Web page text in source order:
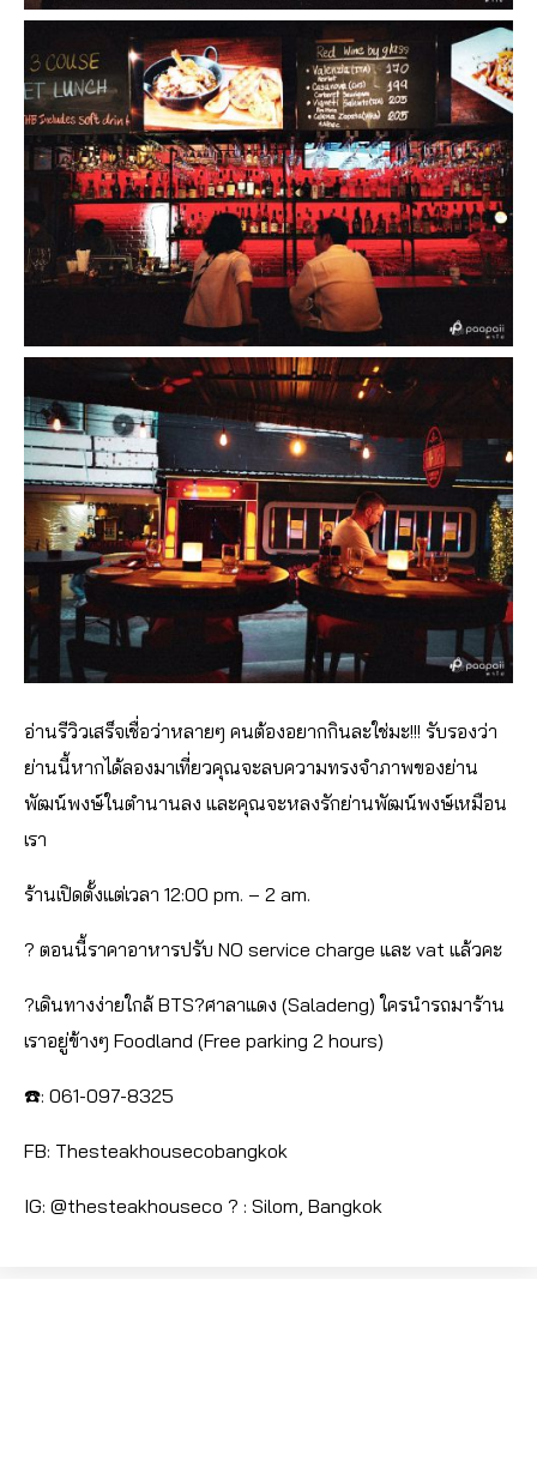
อ่านรีวิวเสร็จเชื่อว่าหลายๆ คนต้องอยากกินละใช่มะ!!! รับรองว่า
ย่านนี้หากได้ลองมาเที่ยวคุณจะลบความทรงจำภาพของย่าน
พัฒน์พงษ์ในตำนานลง และคุณจะหลงรักย่านพัฒน์พงษ์เหมือน
เรา
ร้านเปิดตั้งแต่เวลา 12:00 pm. – 2 am.
? ตอนนี้ราคาอาหารปรับ NO service charge และ vat แล้วคะ
?เดินทางง่ายใกล้ BTS?ศาลาแดง (Saladeng) ใครนำรถมาร้าน
เราอยู่ข้างๆ Foodland (Free parking 2 hours)
☎️: 061-097-8325
FB: Thesteakhousecobangkok
IG: @thesteakhouseco ? : Silom, Bangkok